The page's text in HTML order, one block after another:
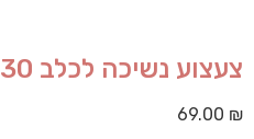
צעצוע נשיכה לכלב 30סמ 1 יחידות
69.00 ₪